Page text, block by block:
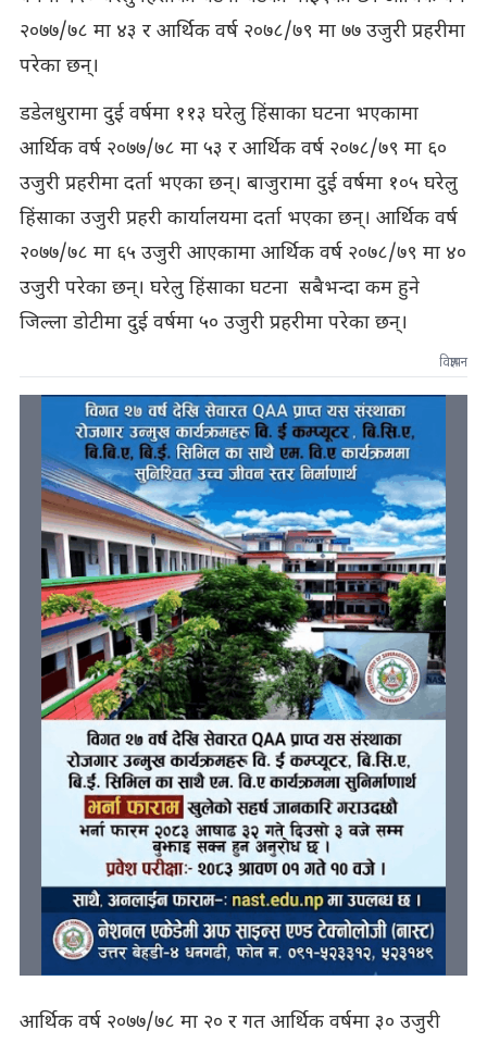
२०७७/७८ मा ४३ र आर्थिक वर्ष २०७८/७९ मा ७७ उजुरी प्रहरीमा
परेका छन्।
डडेलधुरामा दुई वर्षमा ११३ घरेलु हिंसाका घटना भएकामा
आर्थिक वर्ष २०७७/७८ मा ५३ र आर्थिक वर्ष २०७८/७९ मा ६०
उजुरी प्रहरीमा दर्ता भएका छन्। बाजुरामा दुई वर्षमा १०५ घरेलु
हिंसाका उजुरी प्रहरी कार्यालयमा दर्ता भएका छन्। आर्थिक वर्ष
२०७७/७८ मा ६५ उजुरी आएकामा आर्थिक वर्ष २०७८/७९ मा ४०
उजुरी परेका छन्। घरेलु हिंसाका घटना सबैभन्दा कम हुने
जिल्ला डोटीमा दुई वर्षमा ५० उजुरी प्रहरीमा परेका छन्।
विज्ञापन
आर्थिक वर्ष २०७७/७८ मा २० र गत आर्थिक वर्षमा ३० उजुरी